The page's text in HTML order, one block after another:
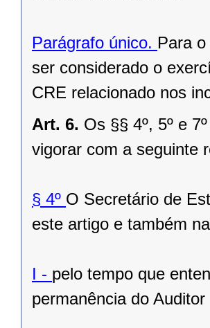
Parágrafo único. Para
ser considerado o
CRE relacionado nos
Art. 6. Os §§ 4º, 5º e
vigorar com a seguinte
§ 4º O Secretário de
este artigo e também
I - pelo tempo que
permanência do